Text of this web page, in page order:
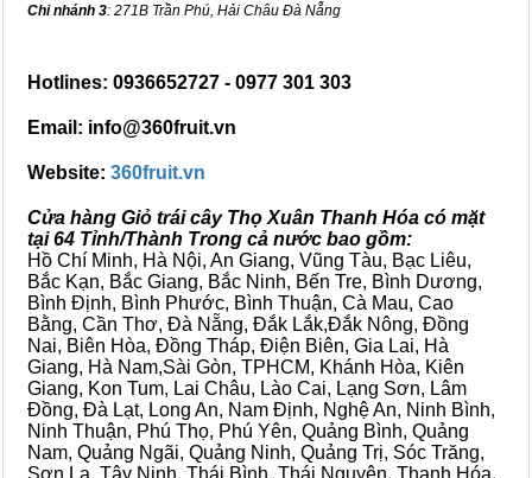
Chi nhánh 3: 271B Trần Phú, Hải Châu Đà Nẵng
Hotlines: 0936652727 - 0977 301 303
Email: info@360fruit.vn
Website: 360fruit.vn
Cửa hàng Giỏ trái cây Thọ Xuân Thanh Hóa có mặt
tại 64 Tỉnh/Thành Trong cả nước bao gồm:
Hồ Chí Minh, Hà Nội, An Giang, Vũng Tàu, Bạc Liêu,
Bắc Kạn, Bắc Giang, Bắc Ninh, Bến Tre, Bình Dương,
Bình Định, Bình Phước, Bình Thuận, Cà Mau, Cao
Bằng, Cần Thơ, Đà Nẵng, Đắk Lắk,Đắk Nông, Đồng
Nai, Biên Hòa, Đồng Tháp, Điện Biên, Gia Lai, Hà
Giang, Hà Nam,Sài Gòn, TPHCM, Khánh Hòa, Kiên
Giang, Kon Tum, Lai Châu, Lào Cai, Lạng Sơn, Lâm
Đồng, Đà Lạt, Long An, Nam Định, Nghệ An, Ninh Bình,
Ninh Thuận, Phú Thọ, Phú Yên, Quảng Bình, Quảng
Nam, Quảng Ngãi, Quảng Ninh, Quảng Trị, Sóc Trăng,
Sơn La, Tây Ninh, Thái Bình, Thái Nguyên, Thanh Hóa,